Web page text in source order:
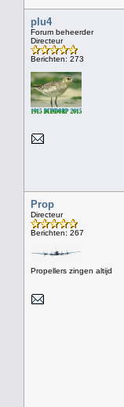
plu4
Forum beheerder
Directeur
Berichten: 273
Prop
Directeur
Berichten: 267
Propellers zingen altijd